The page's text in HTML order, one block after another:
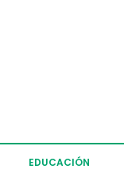
EDUCACIÓN